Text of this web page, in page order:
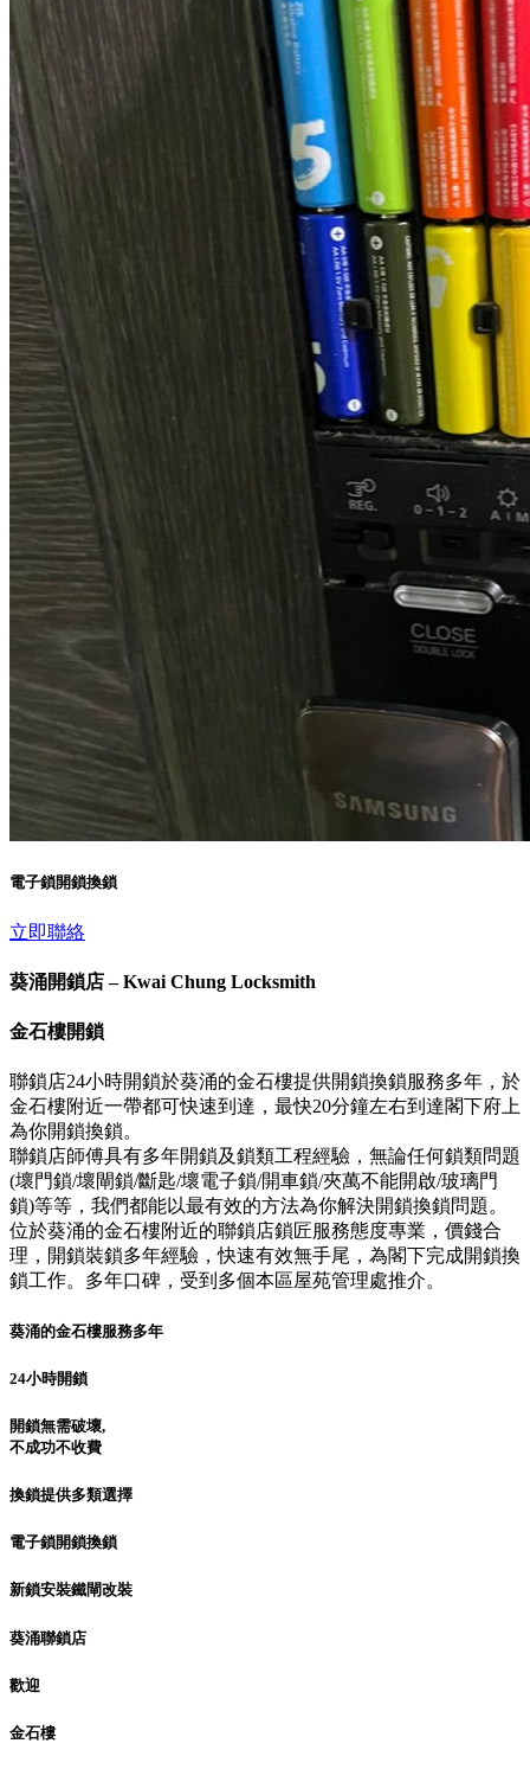
電子鎖開鎖換鎖
立即聯絡
葵涌開鎖店 – Kwai Chung Locksmith
金石樓開鎖
聯鎖店24小時開鎖於葵涌的金石樓提供開鎖換鎖服務多年，於
金石樓附近一帶都可快速到達，最快20分鐘左右到達閣下府上
為你開鎖換鎖。
聯鎖店師傅具有多年開鎖及鎖類工程經驗，無論任何鎖類問題
(壞門鎖/壞閘鎖/斷匙/壞電子鎖/開車鎖/夾萬不能開啟/玻璃門
鎖)等等，我們都能以最有效的方法為你解決開鎖換鎖問題。
位於葵涌的金石樓附近的聯鎖店鎖匠服務態度專業，價錢合
理，開鎖裝鎖多年經驗，快速有效無手尾，為閣下完成開鎖換
鎖工作。多年口碑，受到多個本區屋苑管理處推介。
葵涌的金石樓服務多年
24小時開鎖
開鎖無需破壞,
不成功不收費
換鎖提供多類選擇
電子鎖開鎖換鎖
新鎖安裝鐵閘改裝
葵涌聯鎖店
歡迎
金石樓